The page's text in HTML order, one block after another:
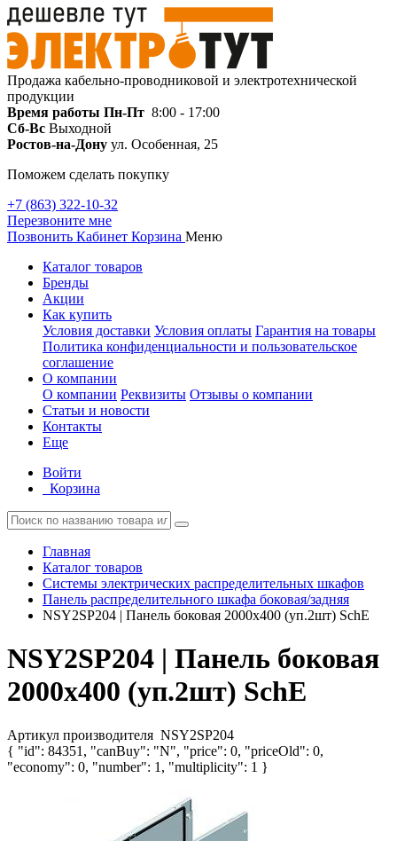
Продажа кабельно-проводниковой и электротехнической
продукции
Время работы Пн-Пт 8:00 - 17:00
Сб-Вс Выходной
Ростов-на-Дону ул. Особенная, 25
Поможем сделать покупку
+7 (863) 322-10-32
Перезвоните мне
Позвонить Кабинет Корзина Меню
Каталог товаров
Бренды
Акции
Как купить
Условия доставки Условия оплаты Гарантия на товары
Политика конфиденциальности и пользовательское
соглашение
О компании
О компании Реквизиты Отзывы о компании
Статьи и новости
Контакты
Еще
Войти
Корзина
Главная
Каталог товаров
Системы электрических распределительных шкафов
Панель распределительного шкафа боковая/задняя
NSY2SP204 | Панель боковая 2000х400 (уп.2шт) SchE
NSY2SP204 | Панель боковая
2000х400 (уп.2шт) SchE
Артикул производителя NSY2SP204
{ "id": 84351, "canBuy": "N", "price": 0, "priceOld": 0,
"economy": 0, "number": 1, "multiplicity": 1 }